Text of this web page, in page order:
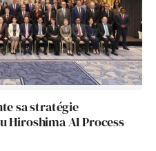
sa stratégie
Hiroshima AI Process